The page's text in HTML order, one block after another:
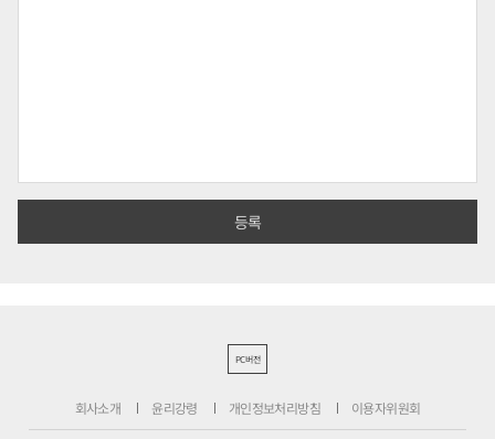
PC버전
회사소개 윤리강령 개인정보처리방침 이용자위원회